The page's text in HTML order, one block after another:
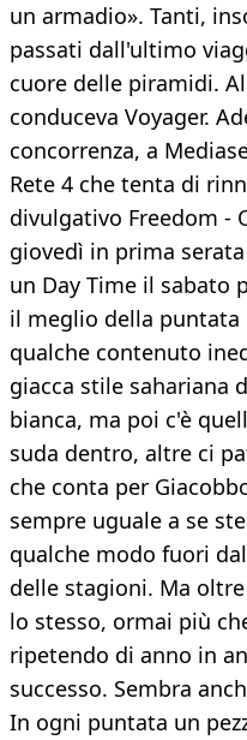
un armadio». Tanti,
passati dall'ultimo
cuore delle piramidi.
conduceva Voyager.
concorrenza, a
Rete 4 che tenta di
divulgativo Freedom -
giovedì in prima
un Day Time il sabato
il meglio della
qualche contenuto
giacca stile sahariana
bianca, ma poi c'è
suda dentro, altre ci
che conta per
sempre uguale a se
qualche modo fuori
delle stagioni. Ma
lo stesso, ormai più
ripetendo di anno in
successo. Sembra
In ogni puntata un